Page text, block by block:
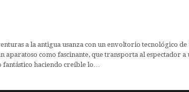
a la antigua usanza con un envoltorio tecnológico de
aparatoso como fascinante, que transporta al espectador a
fantástico haciendo creíble lo…